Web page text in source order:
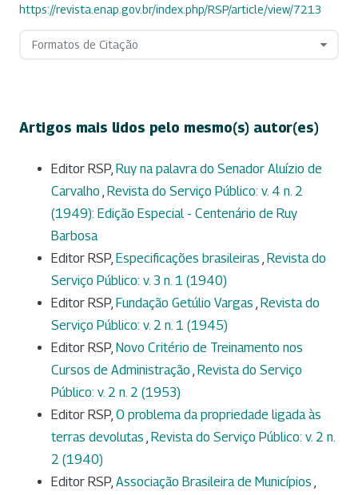
https://revista.enap.gov.br/index.php/RSP/article/view/7213
Formatos de Citação
Artigos mais lidos pelo mesmo(s) autor(es)
Editor RSP, Ruy na palavra do Senador Aluízio de
Carvalho Revista do Serviço Público: v. 4 n. 2
(1949): Edição Especial - Centenário de Ruy
Barbosa
Editor RSP, Especificações brasileiras Revista do
Serviço Público: v. 3 n. 1 (1940)
Editor RSP, Fundação Getúlio Vargas Revista do
Serviço Público: v. 2 n. 1 (1945)
Editor RSP, Novo Critério de Treinamento nos
Cursos de Administração Revista do Serviço
Público: v. 2 n. 2 (1953)
Editor RSP, O problema da propriedade ligada às
terras devolutas Revista do Serviço Público: v. 2 n.
2 (1940)
Editor RSP, Associação Brasileira de Municípios